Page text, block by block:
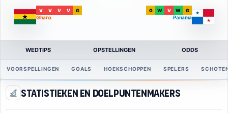
V V V V G
Ghana
G W V W G
Panama
WEDTIPS OPSTELLINGEN ODDS
VOORSPELLINGEN GOALS HOEKSCHOPPEN SPELERS
Statistieken en doelpuntenmakers